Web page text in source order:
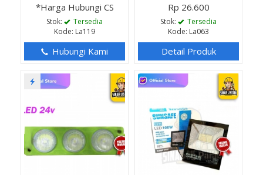
*Harga Hubungi CS
Stok:
Tersedia
Kode: La119
Hubungi Kami
Rp 26.600
Stok:
Tersedia
Kode: La063
Detail Produk